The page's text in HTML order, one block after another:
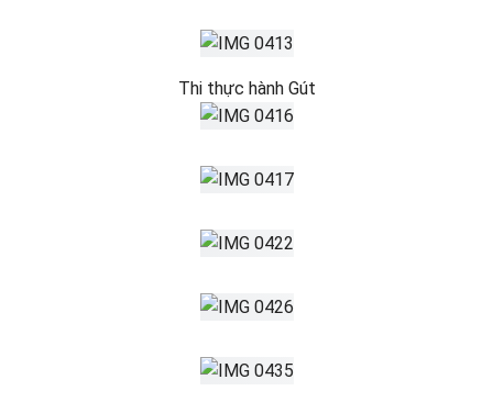
Thi thực hành Gút